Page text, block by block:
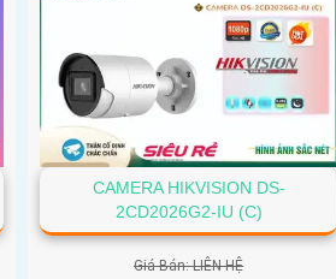
CAMERA HIKVISION DS-
2CD2026G2-IU (C)
Giá Bán: LIÊN HỆ